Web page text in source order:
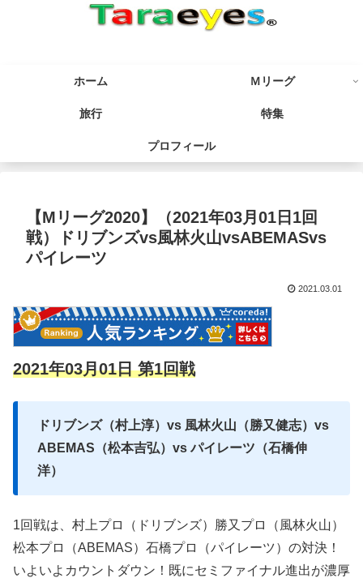
ホーム Ｍリーグ
旅行 特集
プロフィール
【Mリーグ2020】（2021年03月01日1回
戦）ドリブンズvs風林火山vsABEMASvs
パイレーツ
2021.03.01
2021年03月01日 第1回戦
ドリブンズ（村上淳）vs 風林火山（勝又健志）vs
ABEMAS（松本吉弘）vs パイレーツ（石橋伸
洋）
1回戦は、村上プロ（ドリブンズ）勝又プロ（風林火山）
松本プロ（ABEMAS）石橋プロ（パイレーツ）の対決！
いよいよカウントダウン！既にセミファイナル進出が濃厚